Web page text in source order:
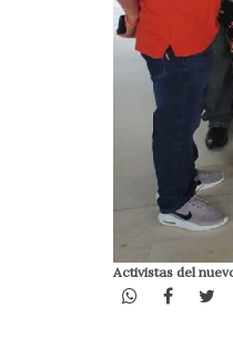
Activistas del
WhatsApp